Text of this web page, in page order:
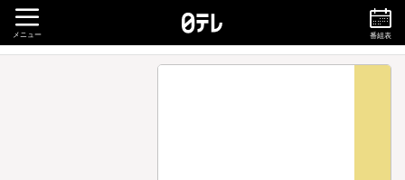
メニュー 番組表